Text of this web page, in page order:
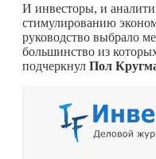
И инвесторы, и
стимулированию
руководство выбрало
большинство из
подчеркнул Пол